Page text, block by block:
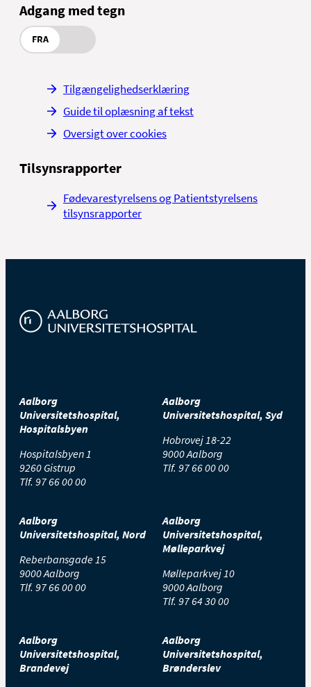
Adgang med tegn
FRA
Tilgængelighedserklæring
Guide til oplæsning af tekst
Oversigt over cookies
Tilsynsrapporter
Fødevarestyrelsens og Patientstyrelsens
tilsynsrapporter
Aalborg
Universitetshospital,
Hospitalsbyen
Hospitalsbyen 1
9260 Gistrup
Tlf. 97 66 00 00
Aalborg
Universitetshospital, Syd
Hobrovej 18-22
9000 Aalborg
Tlf. 97 66 00 00
Aalborg
Universitetshospital, Nord
Reberbansgade 15
9000 Aalborg
Tlf. 97 66 00 00
Aalborg
Universitetshospital,
Mølleparkvej
Mølleparkvej 10
9000 Aalborg
Tlf. 97 64 30 00
Aalborg
Universitetshospital,
Brandevej
Aalborg
Universitetshospital,
Brønderslev